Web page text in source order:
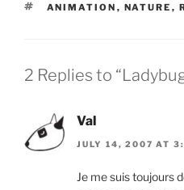
TAGS
ANIMATION , NATURE ,
2 Replies to
Val
JULY 14, 2007 AT
Je me suis toujours